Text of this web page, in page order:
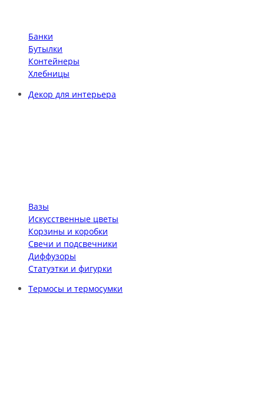
Банки
Бутылки
Контейнеры
Хлебницы
Декор для интерьера
Вазы
Искусственные цветы
Корзины и коробки
Свечи и подсвечники
Диффузоры
Статуэтки и фигурки
Термосы и термосумки